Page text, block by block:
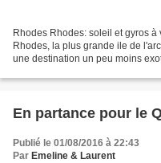
Rhodes Rhodes: soleil et gyros
Rhodes, la plus grande ile de
une destination un peu moins
En partance pour le
Publié le 01/08/2016 à 22:43
Par Emeline & Laurent